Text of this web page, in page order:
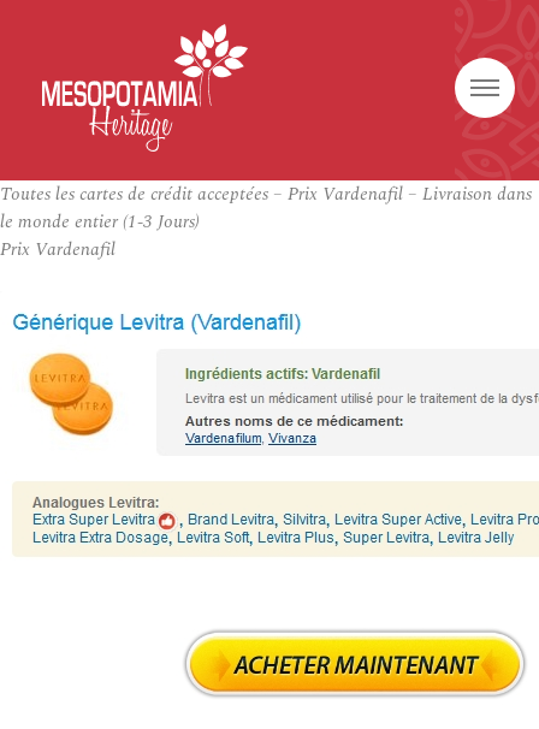
Toutes les cartes de crédit acceptées – Prix Vardenafil – Livraison dans
le monde entier (1-3 Jours)
Prix Vardenafil